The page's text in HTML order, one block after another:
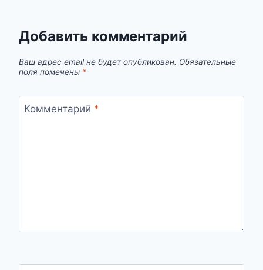
Добавить комментарий
Ваш адрес email не будет опубликован. Обязательные
поля помечены *
Комментарий *